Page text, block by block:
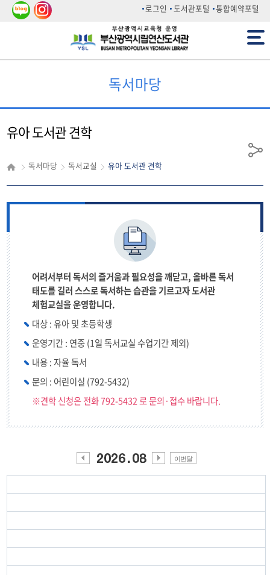
네이
버 블
인스
타그
로그인 도서관포털 통합예약포털
전체메뉴
독서마당
유아 도서관 견학
독서마당 독서교실 유아 도서관 견학
공
어려서부터 독서의 즐거움과 필요성을 깨닫고, 올바른 독서
태도를 길러 스스로 독서하는 습관을 기르고자 도서관
체험교실을 운영합니다.
대상 : 유아 및 초등학생
운영기간 : 연중 (1일 독서교실 수업기간 제외)
내용 : 자율 독서
문의 : 어린이실 (792-5432)
※견학 신청은 전화 792-5432 로 문의·접수 바랍니다.
이전
다음
이번달